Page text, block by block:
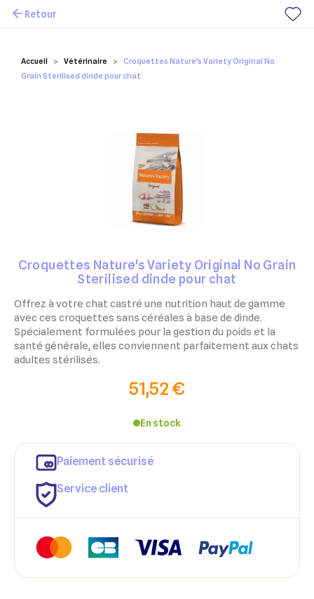
Mes favoris
Accueil Vétérinaire
Croquettes Nature's Variety Original No
Grain Sterilised dinde pour chat
Retour
Croquettes Nature's Variety Original No Grain
Sterilised dinde pour chat
Offrez à votre chat castré une nutrition haut de gamme
avec ces croquettes sans céréales à base de dinde.
Spécialement formulées pour la gestion du poids et la
santé générale, elles conviennent parfaitement aux chats
adultes stérilisés.
51,52 €
En stock
Paiement sécurisé
Service client
Ajouter à ma liste d'envies
Créer une nouvelle liste
Créer une liste d'envies
Connexion
Vous devez être connecté pour ajouter des produits à votre